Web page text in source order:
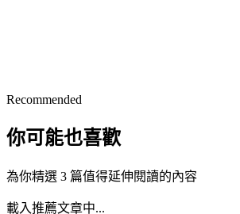
Recommended
你可能也喜歡
為你精選 3 篇值得延伸閱讀的內容
載入推薦文章中...